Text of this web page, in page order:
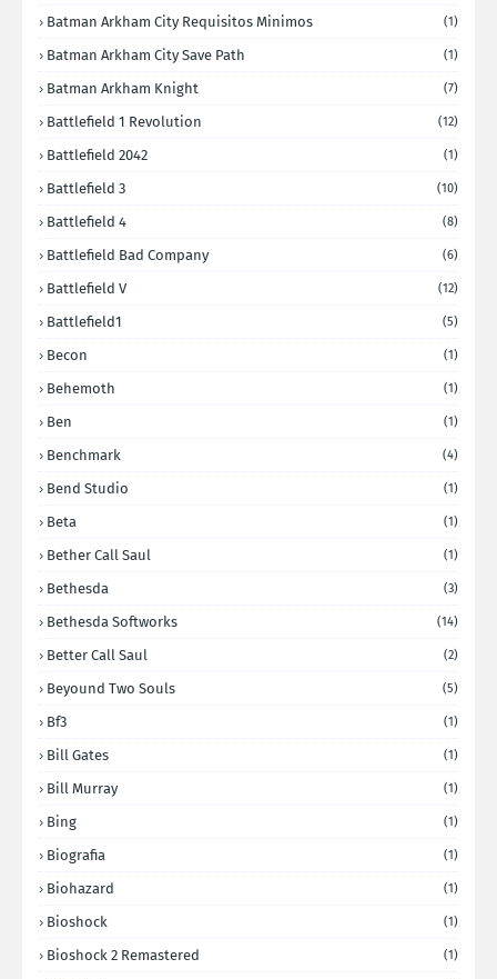
Batman Arkham City Requisitos Minimos (1)
Batman Arkham City Save Path (1)
Batman Arkham Knight (7)
Battlefield 1 Revolution (12)
Battlefield 2042 (1)
Battlefield 3 (10)
Battlefield 4 (8)
Battlefield Bad Company (6)
Battlefield V (12)
Battlefield1 (5)
Becon (1)
Behemoth (1)
Ben (1)
Benchmark (4)
Bend Studio (1)
Beta (1)
Bether Call Saul (1)
Bethesda (3)
Bethesda Softworks (14)
Better Call Saul (2)
Beyound Two Souls (5)
Bf3 (1)
Bill Gates (1)
Bill Murray (1)
Bing (1)
Biografia (1)
Biohazard (1)
Bioshock (1)
Bioshock 2 Remastered (1)